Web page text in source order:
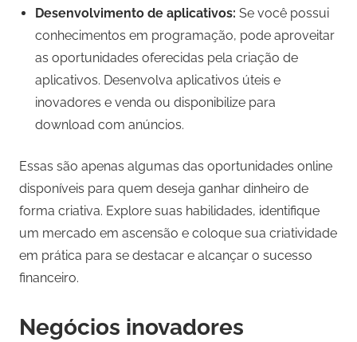
Desenvolvimento de aplicativos: Se você possui
conhecimentos em programação, pode aproveitar
as oportunidades oferecidas pela criação de
aplicativos. Desenvolva aplicativos úteis e
inovadores e venda ou disponibilize para
download com anúncios.
Essas são apenas algumas das oportunidades online
disponíveis para quem deseja ganhar dinheiro de
forma criativa. Explore suas habilidades, identifique
um mercado em ascensão e coloque sua criatividade
em prática para se destacar e alcançar o sucesso
financeiro.
Negócios inovadores